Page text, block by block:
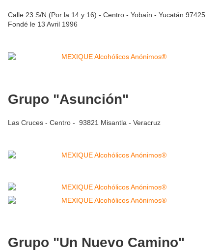
Calle 23 S/N (Por la 14 y 16) - Centro - Yobaín - Yucatán 97425
Fondé le 13 Avril 1996
Grupo "Asunción"
Las Cruces - Centro - 93821 Misantla - Veracruz
Grupo "Un Nuevo Camino"